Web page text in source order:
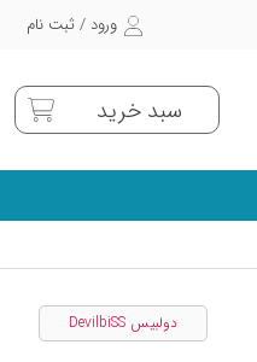
ورود / ثبت نام
سبد خرید
دولبیس DevilbiSS